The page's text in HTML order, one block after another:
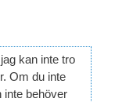
kan inte tro
Om du inte
inte behöver